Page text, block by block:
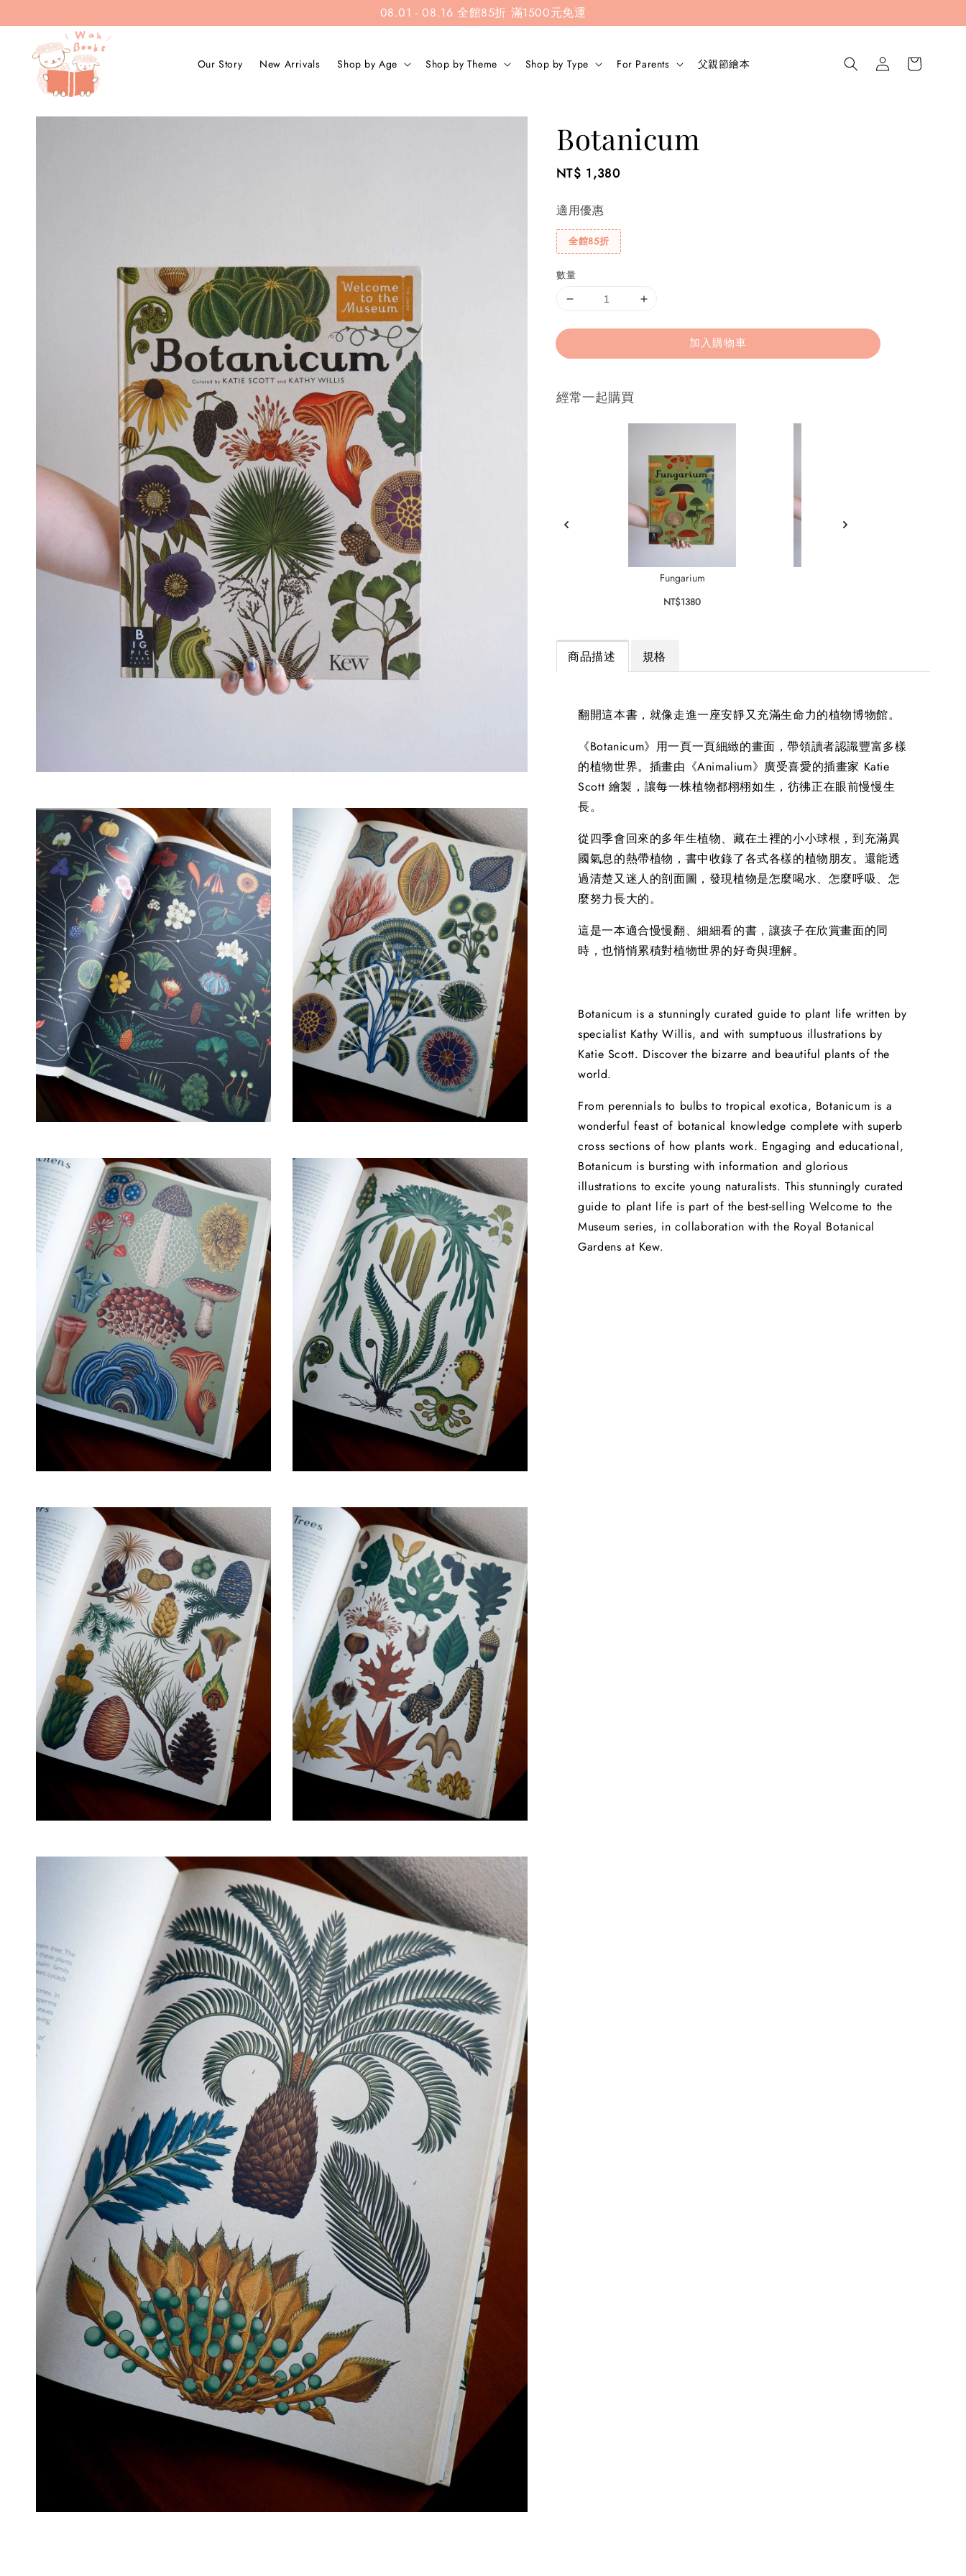
08.01 - 08.16 全館85折 滿1500元免運
Our Story New Arrivals Shop by Age Shop by Theme Shop by Type For Parents 父親節繪本
Botanicum
Regular
NT$ 1,380
適用優惠
全館85折
數量
加入購物車
經常一起購買
Fungarium
NT$1380
商品描述 規格
翻開這本書，就像走進一座安靜又充滿生命力的植物博物館。
《Botanicum》用一頁一頁細緻的畫面，帶領讀者認識豐富多樣
的植物世界。插畫由《Animalium》廣受喜愛的插畫家 Katie
Scott 繪製，讓每一株植物都栩栩如生，彷彿正在眼前慢慢生
長。
從四季會回來的多年生植物、藏在土裡的小小球根，到充滿異
國氣息的熱帶植物，書中收錄了各式各樣的植物朋友。還能透
過清楚又迷人的剖面圖，發現植物是怎麼喝水、怎麼呼吸、怎
麼努力長大的。
這是一本適合慢慢翻、細細看的書，讓孩子在欣賞畫面的同
時，也悄悄累積對植物世界的好奇與理解。
Botanicum is a stunningly curated guide to plant life written by
specialist Kathy Willis, and with sumptuous illustrations by
Katie Scott. Discover the bizarre and beautiful plants of the
world.
From perennials to bulbs to tropical exotica, Botanicum is a
wonderful feast of botanical knowledge complete with superb
cross sections of how plants work. Engaging and educational,
Botanicum is bursting with information and glorious
illustrations to excite young naturalists. This stunningly curated
guide to plant life is part of the best-selling Welcome to the
Museum series, in collaboration with the Royal Botanical
Gardens at Kew.